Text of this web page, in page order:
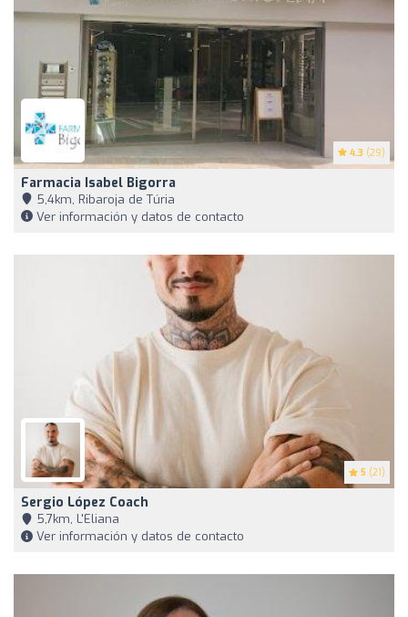
4.3 (29)
Farmacia Isabel Bigorra
5,4km, Ribaroja de Túria
Ver información y datos de contacto
5 (21)
Sergio López Coach
5,7km, L'Eliana
Ver información y datos de contacto